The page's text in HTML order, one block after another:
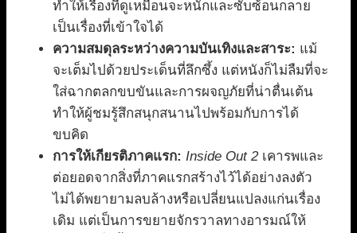
ทำให้เรื่องที่ดูเหมือนจะหนักและซับซ้อนกลาย
เป็นเรื่องที่เข้าใจได้
ความสมดุลระหว่างความบันเทิงและสาระ: แม้
จะเต็มไปด้วยประเด็นที่ลึกซึ้ง แต่หนังก็ไม่ลืมที่จะ
ใส่ฉากตลกขบขันและการผจญภัยที่น่าตื่นเต้น
ทำให้ผู้ชมรู้สึกสนุกสนานไปพร้อมกับการได้
ขบคิด
การให้เกียรติภาคแรก: Inside Out 2เคารพและ
ต่อยอดจากสิ่งที่ภาคแรกสร้างไว้ได้อย่างลงตัว
ไม่ได้พยายามลบล้างหรือเปลี่ยนแปลงแก่นเรื่อง
เดิม แต่เป็นการขยายจักรวาลทางอารมณ์ให้